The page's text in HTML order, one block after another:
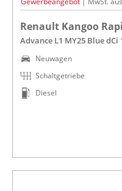
Renault Kangoo
Advance L1 MY25 Blue dCi
Neuwagen
Schaltgetriebe
Diesel